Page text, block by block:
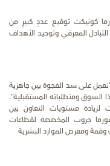
كونيكت توقيع عددٍ كبيرٍ من
المعرفي وتوحيد الأهداف
على سد الفجوة بين جاهزية
السوق ومتطلباته المستقبلية".
لزيادة مستويات التعاون بين
جروب المخصصة لقطاعات
وقمة ومعرض الموارد البشرية